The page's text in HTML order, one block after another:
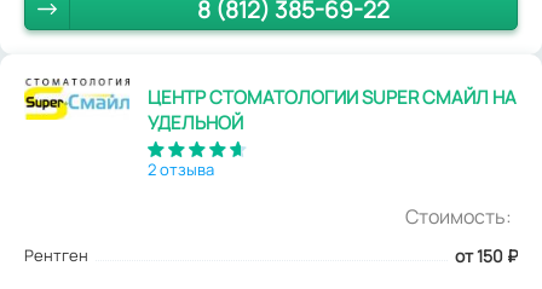
8 (812) 385-69-22
ЦЕНТР СТОМАТОЛОГИИ SUPER СМАЙЛ НА
УДЕЛЬНОЙ
2 отзыва
Стоимость:
Рентген от 150 ₽